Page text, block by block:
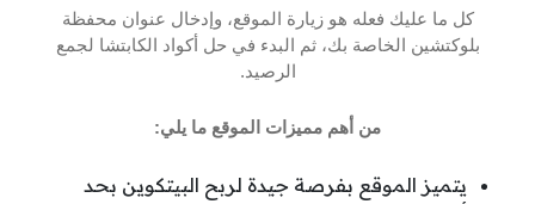
كل ما عليك فعله هو زيارة الموقع، وإدخال عنوان محفظة
بلوكتشين الخاصة بك، ثم البدء في حل أكواد الكابتشا لجمع
الرصيد.
من أهم مميزات الموقع ما يلي:
يتميز الموقع بفرصة جيدة لربح البيتكوين بحد